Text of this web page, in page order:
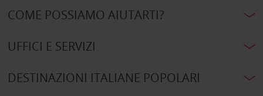
COME POSSIAMO AIUTARTI?
UFFICI E SERVIZI
DESTINAZIONI ITALIANE POPOLARI